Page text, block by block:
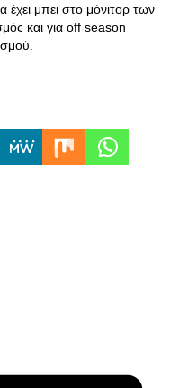
μπει στο μόνιτορ των
και για off season